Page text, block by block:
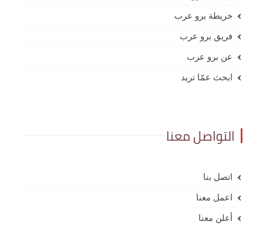
خريطة برو عرب
فريق برو عرب
عن برو عرب
ابحث عمّا تريد
التواصل معنا
اتصل بنا
اعمل معنا
أعلن معنا